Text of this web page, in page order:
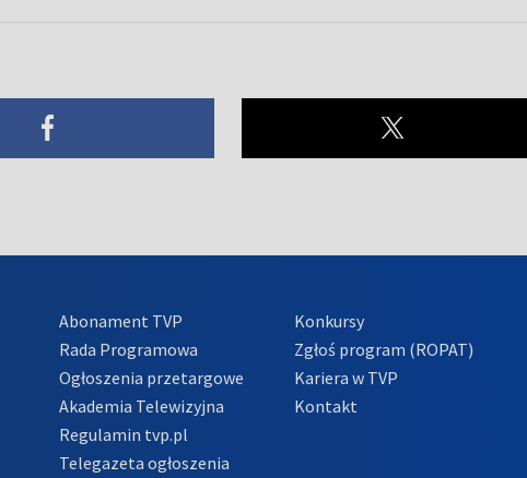
Abonament TVP
Rada Programowa
Ogłoszenia przetargowe
Akademia Telewizyjna
Regulamin tvp.pl
Telegazeta ogłoszenia
Konkursy
Zgłoś program (ROPAT)
Kariera w TVP
Kontakt